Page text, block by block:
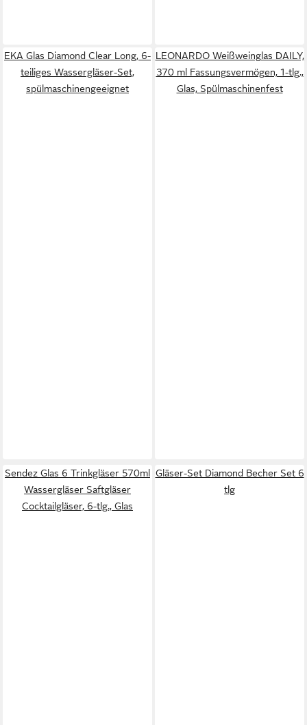
EKA Glas Diamond Clear Long, 6-
teiliges Wassergläser-Set,
spülmaschinengeeignet
LEONARDO Weißweinglas DAILY,
370 ml Fassungsvermögen, 1-tlg.,
Glas, Spülmaschinenfest
Sendez Glas 6 Trinkgläser 570ml
Wassergläser Saftgläser
Cocktailgläser, 6-tlg., Glas
Gläser-Set Diamond Becher Set 6
tlg